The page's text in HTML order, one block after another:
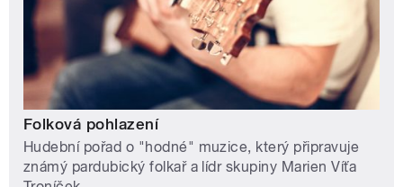
Folková pohlazení
Hudební pořad o "hodné" muzice, který připravuje
známý pardubický folkař a lídr skupiny Marien Víťa